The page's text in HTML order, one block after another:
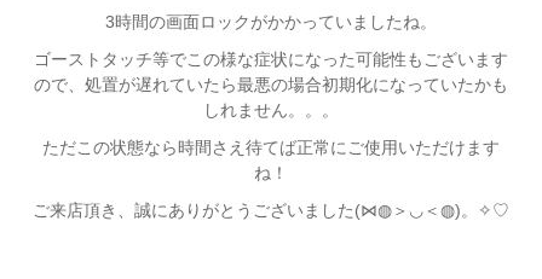
3時間の画面ロックがかかっていましたね。
ゴーストタッチ等でこの様な症状になった可能性もございます
ので、処置が遅れていたら最悪の場合初期化になっていたかも
しれません。。。
ただこの状態なら時間さえ待てば正常にご使用いただけます
ね！
ご来店頂き、誠にありがとうございました(⋈◍＞◡＜◍)。✧♡